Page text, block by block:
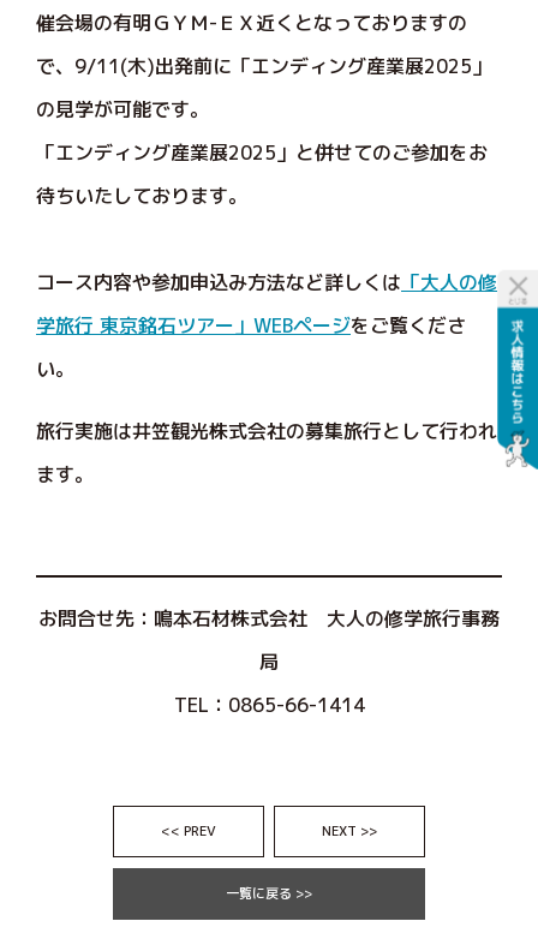
催会場の有明ＧＹＭ-ＥＸ近くとなっておりますの
で、9/11(木)出発前に「エンディング産業展2025」
の見学が可能です。
「エンディング産業展2025」と併せてのご参加をお
待ちいたしております。
コース内容や参加申込み方法など詳しくは 「大人の修
学旅行 東京銘石ツアー」WEBページをご覧くださ
い。
旅行実施は井笠観光株式会社の募集旅行として行われ
ます。
お問合せ先：鳴本石材株式会社 大人の修学旅行事務
局
TEL：0865-66-1414
<< PREV NEXT >>
一覧に戻る >>